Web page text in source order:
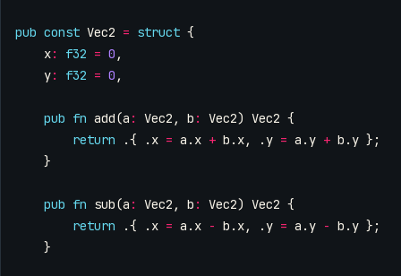
pub const Vec2 = struct {
x: f32 = 0 ,
y: f32 = 0 ,
pub fn add(a : Vec2 , b : Vec2) Vec2 {
return
.{ . x = a . x + b . x, . y = a . y + b . y };
}
pub fn sub(a : Vec2 , b : Vec2) Vec2 {
return
.{ . x = a . x - b . x, . y = a . y - b . y };
}